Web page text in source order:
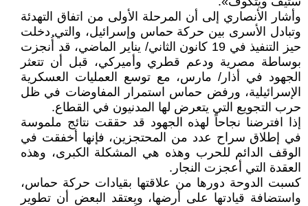
وأشار الأنصاري إلى أن المرحلة الأولى من اتفاق التهدئة
وتبادل الأسرى بين حركة حماس وإسرائيل، والتي دخلت
حيز التنفيذ في 19 كانون الثاني/ يناير الماضي، قد أُنجزت
بوساطة مصرية ودعم قطري وأميركي، قبل أن تتعثر
الجهود في أذار/ مارس، مع توسع العمليات العسكرية
الإسرائيلية، ورفض حماس استمرار المفاوضات في ظل
حرب التجويع التي يتعرض لها المدنيون في القطاع.
إذا افترضنا نجاحاً لهذه الجهود قد حققت نتائج ملموسة
في إطلاق سراح عدد من المحتجزين، فإنها أخفقت في
الوقف الدائم للحرب وهذه هي المشكلة الكبرى، وهذه
العقدة التي أعجزت النجار.
كسبت الدوحة دورها من علاقتها بقيادات حركة حماس،
واستضافة قيادتها على أرضها، ويعتقد البعض أن تطوير